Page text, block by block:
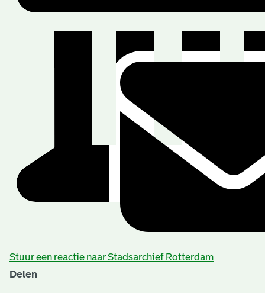
Stuur een reactie naar Stadsarchief Rotterdam
Delen